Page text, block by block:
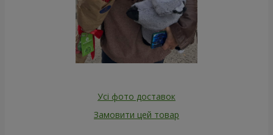
Усі фото доставок
Замовити цей товар